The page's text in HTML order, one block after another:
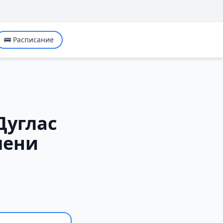
🚌 Расписание